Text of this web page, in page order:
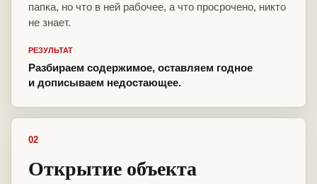
папка, но что в ней рабочее, а что просрочено, никто
не знает.
РЕЗУЛЬТАТ
Разбираем содержимое, оставляем годное
и дописываем недостающее.
02
Открытие объекта